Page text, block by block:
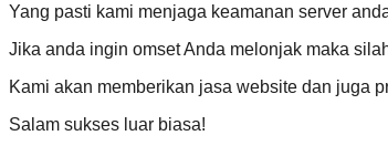
Yang pasti kami menjaga keamanan server
Jika anda ingin omset Anda melonjak maka
Kami akan memberikan jasa website dan juga
Salam sukses luar biasa!